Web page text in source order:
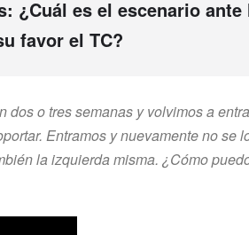
¿Cuál es el escenario
favor el TC?
dos o tres semanas y volvimos a
Entramos y nuevamente no se
la izquierda misma. ¿Cómo